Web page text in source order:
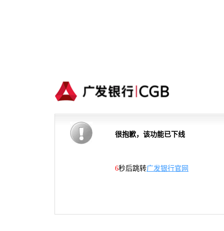
很抱歉，该功能已下线
5秒后跳转广发银行官网